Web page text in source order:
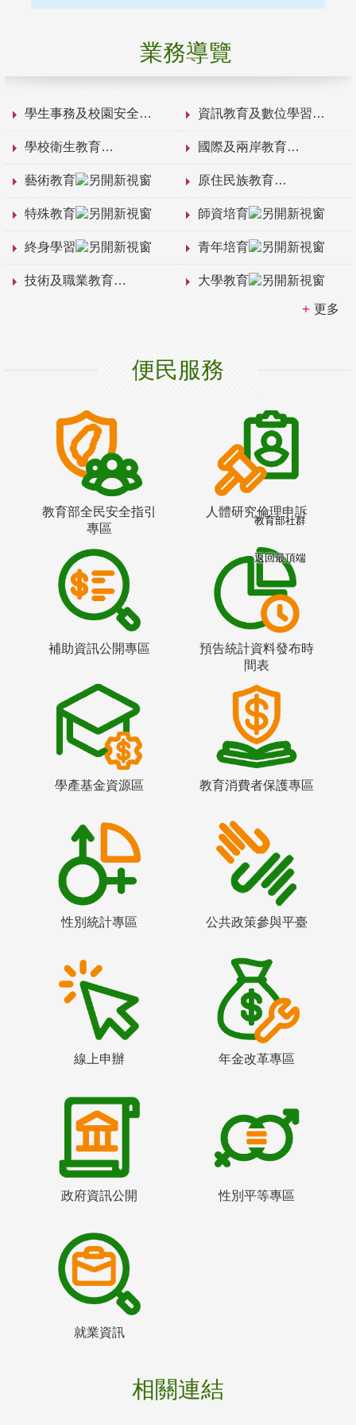
業務導覽
學生事務及校園安全 資訊教育及數位學習
學校衛生教育 國際及兩岸教育
藝術教育 原住民族教育
特殊教育 師資培育
終身學習 青年培育
技術及職業教育 大學教育
更多
便民服務
教育部全民安全指引
專區
人體研究倫理申訴
補助資訊公開專區
預告統計資料發布時
間表
學產基金資源區 教育消費者保護專區
性別統計專區 公共政策參與平臺
線上申辦 年金改革專區
政府資訊公開 性別平等專區
就業資訊
相關連結
教育部社群
返回最頂端